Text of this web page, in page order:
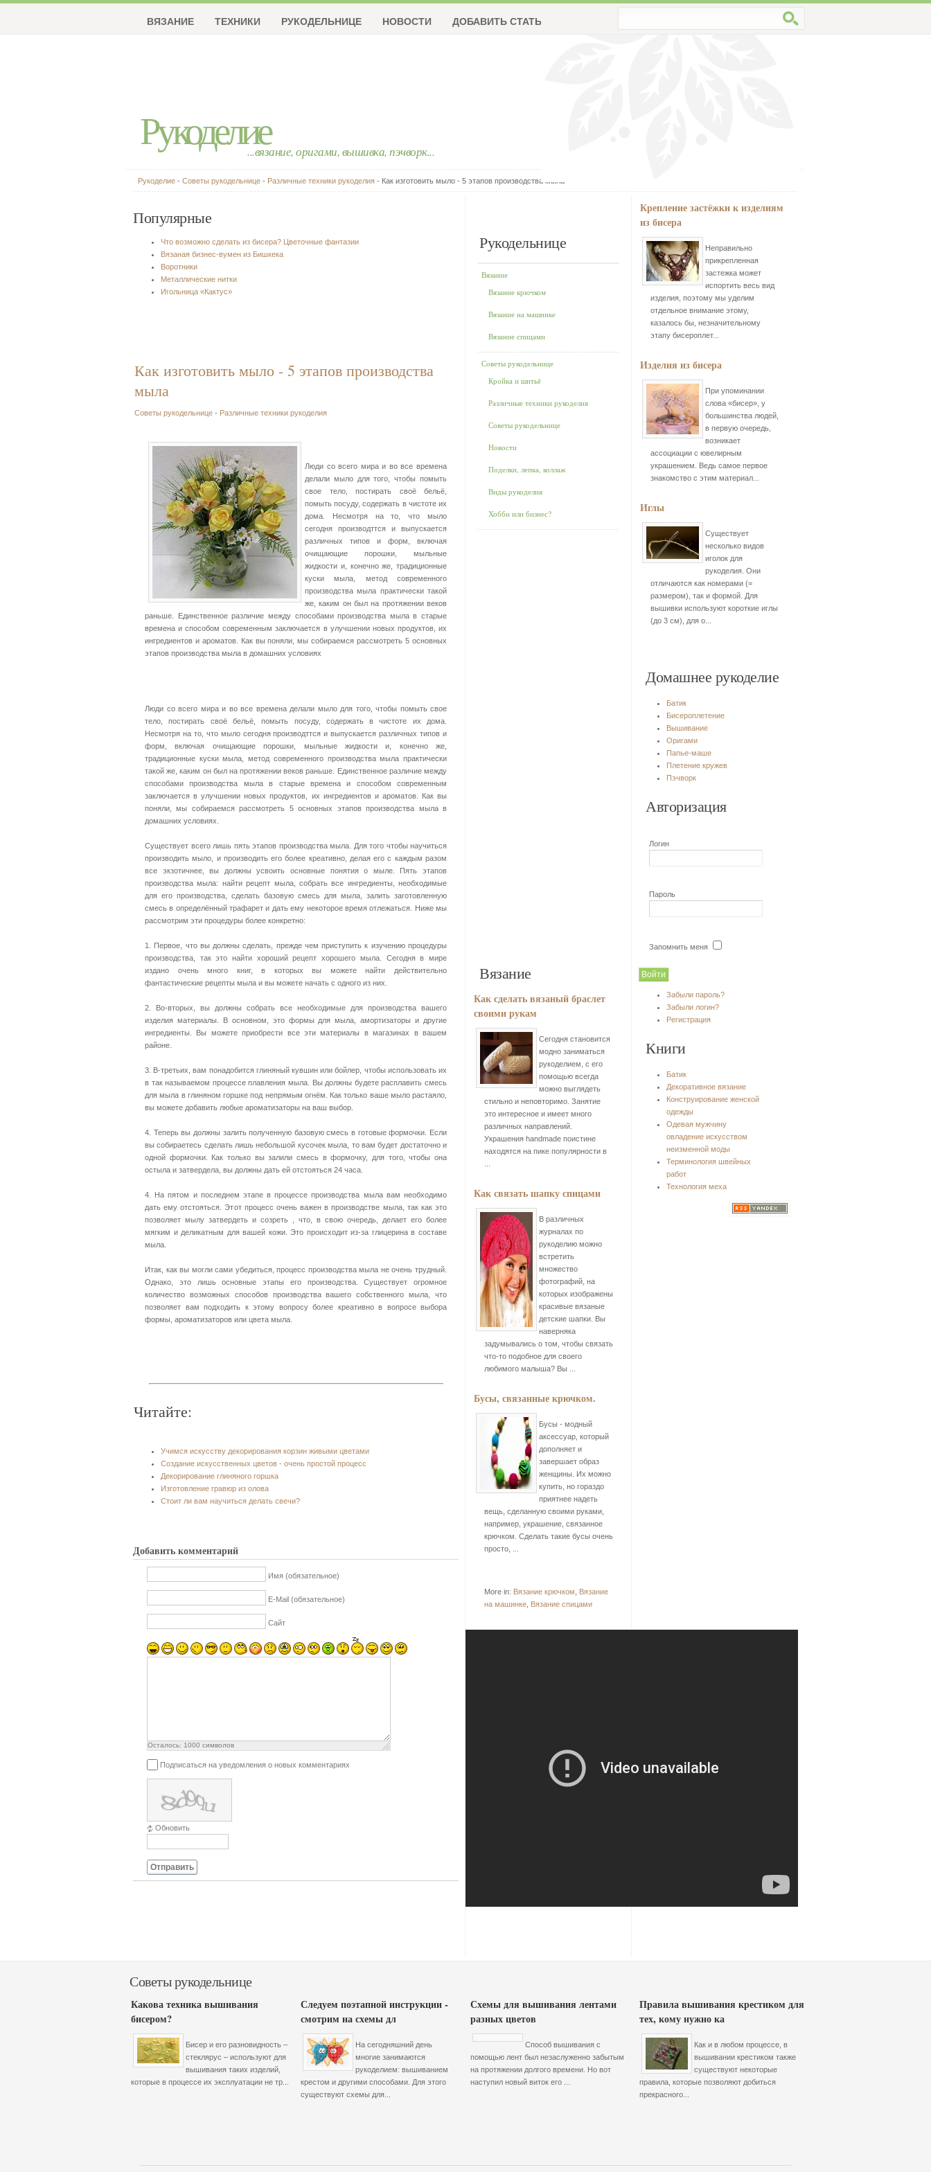
Рукоделие...вязание, оригами, вышивка, пэчворк...
ВЯЗАНИЕ ТЕХНИКИ РУКОДЕЛЬНИЦЕ НОВОСТИ ДОБАВИТЬ СТАТЬЮ
Рукоделие - Советы рукодельнице - Различные техники рукоделия - Как изготовить мыло - 5 этапов производства мыла
Популярные
Что возможно сделать из бисера? Цветочные фантазии
Вязаная бизнес-вумен из Бишкека
Воротники
Металлические нитки
Игольница «Кактус»
Как изготовить мыло - 5 этапов производства
мыла
Советы рукодельнице - Различные техники рукоделия
Люди со всего мира и во все времена
делали мыло для того, чтобы помыть
свое тело, постирать своё бельё,
помыть посуду, содержать в чистоте их
дома. Несмотря на то, что мыло
сегодня производттся и выпускается
различных типов и форм, включая
очищающие порошки, мыльные
жидкости и, конечно же, традиционные
куски мыла, метод современного
производства мыла практически такой
же, каким он был на протяжении веков
раньше. Единственное различие между способами производства мыла в старые
времена и способом современным заключается в улучшении новых продуктов, их
ингредиентов и ароматов. Как вы поняли, мы собираемся рассмотреть 5 основных
этапов производства мыла в домашних условиях
Люди со всего мира и во все времена делали мыло для того, чтобы помыть свое
тело, постирать своё бельё, помыть посуду, содержать в чистоте их дома.
Несмотря на то, что мыло сегодня производттся и выпускается различных типов и
форм, включая очищающие порошки, мыльные жидкости и, конечно же,
традиционные куски мыла, метод современного производства мыла практически
такой же, каким он был на протяжении веков раньше. Единственное различие между
способами производства мыла в старые времена и способом современным
заключается в улучшении новых продуктов, их ингредиентов и ароматов. Как вы
поняли, мы собираемся рассмотреть 5 основных этапов производства мыла в
домашних условиях.
Существует всего лишь пять этапов производства мыла. Для того чтобы научиться
производить мыло, и производить его более креативно, делая его с каждым разом
все экзотичнее, вы должны усвоить основные понятия о мыле. Пять этапов
производства мыла: найти рецепт мыла, собрать все ингредиенты, необходимые
для его производства, сделать базовую смесь для мыла, залить заготовленную
смесь в определённый трафарет и дать ему некоторое время отлежаться. Ниже мы
рассмотрим эти процедуры более конкретно:
1. Первое, что вы должны сделать, прежде чем приступить к изучению процедуры
производства, так это найти хороший рецепт хорошего мыла. Сегодня в мире
издано очень много книг, в которых вы можете найти действительно
фантастические рецепты мыла и вы можете начать с одного из них.
2. Во-вторых, вы должны собрать все необходимые для производства вашего
изделия материалы. В основном, это формы для мыла, амортизаторы и другие
ингредиенты. Вы можете приобрести все эти материалы в магазинах в вашем
районе.
3. В-третьих, вам понадобится глиняный кувшин или бойлер, чтобы использовать их
в так называемом процессе плавления мыла. Вы должны будете расплавить смесь
для мыла в глиняном горшке под непрямым огнём. Как только ваше мыло растаяло,
вы можете добавить любые ароматизаторы на ваш выбор.
4. Теперь вы должны залить полученную базовую смесь в готовые формочки. Если
вы собираетесь сделать лишь небольшой кусочек мыла, то вам будет достаточно и
одной формочки. Как только вы залили смесь в формочку, для того, чтобы она
остыла и затвердела, вы должны дать ей отстояться 24 часа.
4. На пятом и последнем этапе в процессе производства мыла вам необходимо
дать ему отстояться. Этот процесс очень важен в производстве мыла, так как это
позволяет мылу затвердеть и созреть , что, в свою очередь, делает его более
мягким и деликатным для вашей кожи. Это происходит из-за глицерина в составе
мыла.
Итак, как вы могли сами убедиться, процесс производства мыла не очень трудный.
Однако, это лишь основные этапы его производства. Существует огромное
количество возможных способов производства вашего собственного мыла, что
позволяет вам подходить к этому вопросу более креативно в вопросе выбора
формы, ароматизаторов или цвета мыла.
Читайте:
Учимся искусству декорирования корзин живыми цветами
Создание искусственных цветов - очень простой процесс
Декорирование глиняного горшка
Изготовление гравюр из олова
Стоит ли вам научиться делать свечи?
Добавить комментарий
Имя (обязательное)
E-Mail (обязательное)
Сайт
Осталось: 1000 символов
Подписаться на уведомления о новых комментариях
Обновить
Отправить
Рукодельнице
Вязание
Вязание крючком
Вязание на машинке
Вязание спицами
Советы рукодельнице
Кройка и шитьё
Различные техники рукоделия
Советы рукодельнице
Новости
Поделки, лепка, коллаж
Виды рукоделия
Хобби или бизнес?
Вязание
Как сделать вязаный браслет
своими рукам
Сегодня становится
модно заниматься
рукоделием, с его
помощью всегда
можно выглядеть
стильно и неповторимо. Занятие
это интересное и имеет много
различных направлений.
Украшения handmade поистине
находятся на пике популярности в
Как связать шапку спицами
В различных
журналах по
рукоделию можно
встретить
множество
фотографий, на
которых изображены
красивые вязаные
детские шапки. Вы
наверняка
задумывались о том, чтобы связать
что-то подобное для своего
любимого малыша? Вы ...
Бусы, связанные крючком.
Бусы - модный
аксессуар, который
дополняет и
завершает образ
женщины. Их можно
купить, но гораздо
приятнее надеть
вещь, сделанную своими руками,
например, украшение, связанное
крючком. Сделать такие бусы очень
просто, ...
More in: Вязание крючком
Вязание
на машинке Вязание спицами
Крепление застёжки к изделиям
из бисера
Неправильно
прикрепленная
застежка может
испортить весь вид
изделия, поэтому мы уделим
отдельное внимание этому,
казалось бы, незначительному
этапу бисероплет...
Изделия из бисера
При упоминании
слова «бисер», у
большинства людей,
в первую очередь,
возникает
ассоциации с ювелирным
украшением. Ведь самое первое
знакомство с этим материал...
Иглы
Существует
несколько видов
иголок для
рукоделия. Они
отличаются как номерами (=
размером), так и формой. Для
вышивки используют короткие иглы
(до 3 см), для о...
Домашнее рукоделие
Батик
Бисероплетение
Вышивание
Оригами
Папье-маше
Плетение кружев
Пэчворк
Авторизация
Логин
Пароль
Запомнить меня
Забыли пароль?
Забыли логин?
Регистрация
Книги
Батик
Декоративное вязание
Конструирование женской
одежды
Одевая мужчину
овладение искусством
неизменной моды
Терминология швейных
работ
Технология меха
Советы рукодельнице
Какова техника вышивания
бисером?
Бисер и его разновидность –
стеклярус – используют для
вышивания таких изделий,
которые в процессе их эксплуатации не тр...
Следуем поэтапной инструкции -
смотрим на схемы дл
На сегодняшний день
многие занимаются
рукоделием: вышиванием
крестом и другими способами. Для этого
существуют схемы для...
Схемы для вышивания лентами
разных цветов
Способ вышивания с
помощью лент был незаслуженно забытым
на протяжении долгого времени. Но вот
наступил новый виток его ...
Правила вышивания крестиком для
тех, кому нужно ка
Как и в любом процессе, в
вышивании крестиком также
существуют некоторые
правила, которые позволяют добиться
прекрасного...